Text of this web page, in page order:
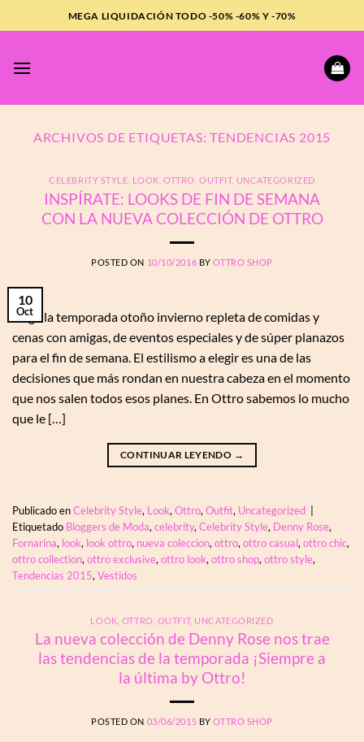
al
MEGA LIQUIDACIÓN TODO -50% -60% Y -70%
ARCHIVOS DE ETIQUETAS:TENDENCIAS 2015
CELEBRITY STYLE LOOK ,OTTRO ,OUTFIT, UNCATEGORIZED
INSPÍRATE: LOOKS DE FIN DE SEMANA
CON LA NUEVA COLECCIÓN DE OTTRO
POSTED ON 10/10/2016 BYOTTRO SHOP
10
Oct
Llega la temporada otoño invierno repleta de comidas y
cenas con amigas, de eventos especiales y de súper planazos
para el fin de semana. El estilismo a elegir es una de las
decisiones que más rondan en nuestra cabeza en el momento
que nos salen todos esos planes. En Ottro sabemos lo mucho
que le […]
CONTINUAR LEYENDO →
Publicado enCelebrity Style, Look, Ottro, Outfit, Uncategorized
Etiquetado Bloggers de Moda, celebrity, Celebrity Style, Denny Rose,
Fornarina, look, look ottro, nueva coleccion, ottro, ottro casual, ottro chic,
ottro collection, ottro exclusive, ottro look, ottro shop, ottro style,
Tendencias 2015, Vestidos
LOOK OTTRO OUTFIT, UNCATEGORIZED
La nueva colección de Denny Rose nos trae
las tendencias de la temporada ¡Siempre a
la última by Ottro!
POSTED ON 03/06/2015 BYOTTRO SHOP